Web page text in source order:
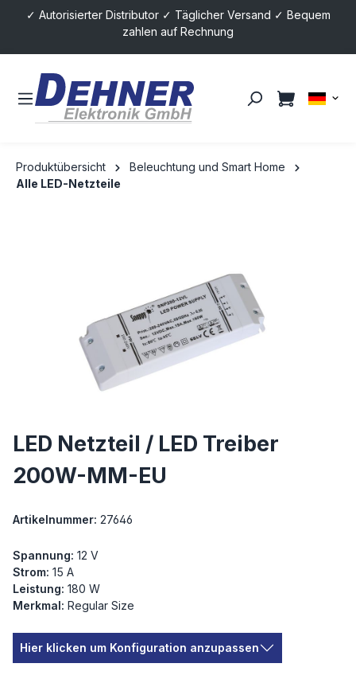
springen
✓ Autorisierter Distributor ✓ Täglicher Versand ✓ Bequem
zahlen auf Rechnung
Produktübersicht
Beleuchtung und Smart Home
Alle LED-Netzteile
LED Netzteil / LED Treiber
200W-MM-EU
Artikelnummer: 27646
Spannung: 12 V
Strom: 15 A
Leistung: 180 W
Merkmal: Regular Size
Hier klicken um Konfiguration anzupassen